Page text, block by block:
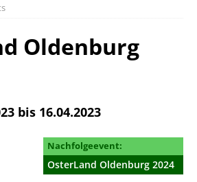
Oldenburg
bis 16.04.2023
Nachfolgeevent:
OsterLand Oldenburg 2024